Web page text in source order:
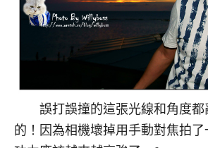
誤打誤撞的這張光線和角度都
的！因為相機壞掉用手動對焦拍